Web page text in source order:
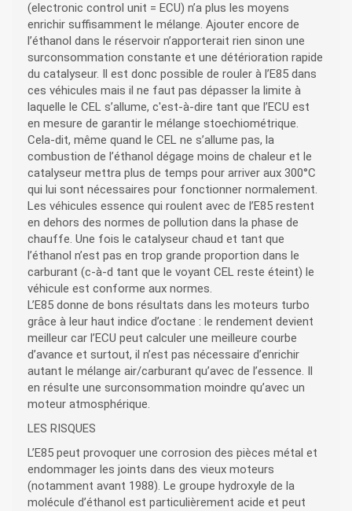
(electronic control unit = ECU) n’a plus les moyens
enrichir suffisamment le mélange. Ajouter encore de
l’éthanol dans le réservoir n’apporterait rien sinon une
surconsommation constante et une détérioration rapide
du catalyseur. Il est donc possible de rouler à l’E85 dans
ces véhicules mais il ne faut pas dépasser la limite à
laquelle le CEL s’allume, c'est-à-dire tant que l’ECU est
en mesure de garantir le mélange stoechiométrique.
Cela-dit, même quand le CEL ne s’allume pas, la
combustion de l’éthanol dégage moins de chaleur et le
catalyseur mettra plus de temps pour arriver aux 300°C
qui lui sont nécessaires pour fonctionner normalement.
Les véhicules essence qui roulent avec de l’E85 restent
en dehors des normes de pollution dans la phase de
chauffe. Une fois le catalyseur chaud et tant que
l’éthanol n’est pas en trop grande proportion dans le
carburant (c-à-d tant que le voyant CEL reste éteint) le
véhicule est conforme aux normes.
L’E85 donne de bons résultats dans les moteurs turbo
grâce à leur haut indice d’octane : le rendement devient
meilleur car l’ECU peut calculer une meilleure courbe
d’avance et surtout, il n’est pas nécessaire d’enrichir
autant le mélange air/carburant qu’avec de l’essence. Il
en résulte une surconsommation moindre qu’avec un
moteur atmosphérique.
LES RISQUES
L’E85 peut provoquer une corrosion des pièces métal et
endommager les joints dans des vieux moteurs
(notamment avant 1988). Le groupe hydroxyle de la
molécule d’éthanol est particulièrement acide et peut